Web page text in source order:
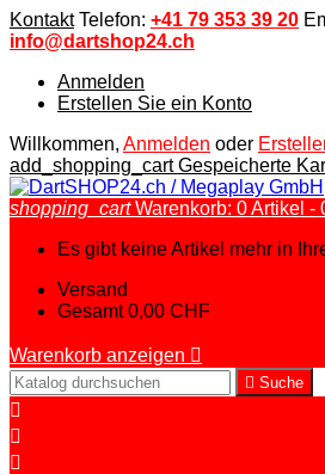
Kontakt Telefon: +41 79 353 39 20
info@dartshop24.ch
Anmelden
Erstellen Sie ein Konto
Willkommen, Anmelden oder
add_shopping_cartGespeicherte
shopping_cart Warenkorb: 0Artikel -
Es gibt keine Artikel mehr in
Versand
Gesamt 0,00 CHF
Warenkorb anzeigen 
 Suche


